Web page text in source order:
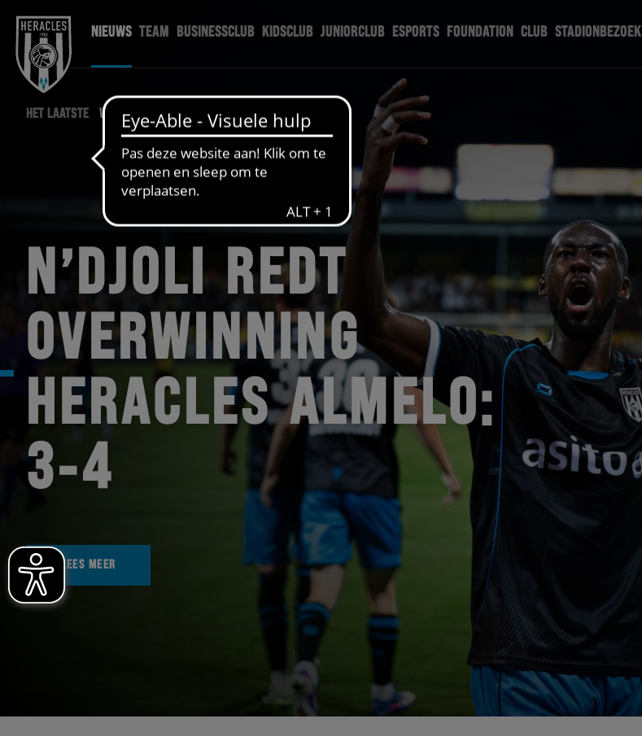
NIEUWS TEAM BUSINESSCLUB KIDSCLUB JUNIORCLUB ESPORTS FOUNDATION CLUB STADIONBEZOEK
HET LAATSTE WEDSTRIJD NIEUWS
N’DJOLI REDT
OVERWINNING
HERACLES ALMELO:
3-4
LEES MEER